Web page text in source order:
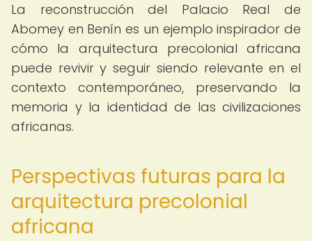
La reconstrucción del Palacio Real de
Abomey en Benín es un ejemplo inspirador de
cómo la arquitectura precolonial africana
puede revivir y seguir siendo relevante en el
contexto contemporáneo, preservando la
memoria y la identidad de las civilizaciones
africanas.
Perspectivas futuras para la
arquitectura precolonial
africana